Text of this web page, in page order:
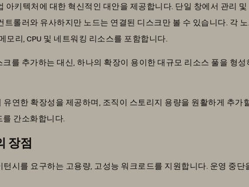
아키텍처에 대한 혁신적인 대안을 제공합니다. 단일 창에서 관리
트롤러와 유사하지만 노드는 연결된 디스크만 볼 수 있습니다. 각
모리, CPU 및 네트워킹 리소스를 포함합니다.
를 추가하는 대신, 하나의 확장이 용이한 대규모 리소스 풀을 형
연한 확장성을 제공하며, 조직이 스토리지 용량을 원활하게 추가
간소화합니다.
장점
시를 요구하는 고용량, 고성능 워크로드를 지원합니다. 운영 중